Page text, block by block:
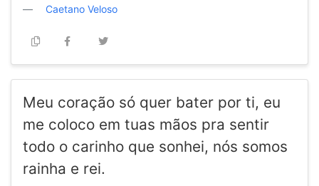
Caetano Veloso
Meu coração só quer bater por ti, eu
me coloco em tuas mãos pra sentir
todo o carinho que sonhei, nós somos
rainha e rei.